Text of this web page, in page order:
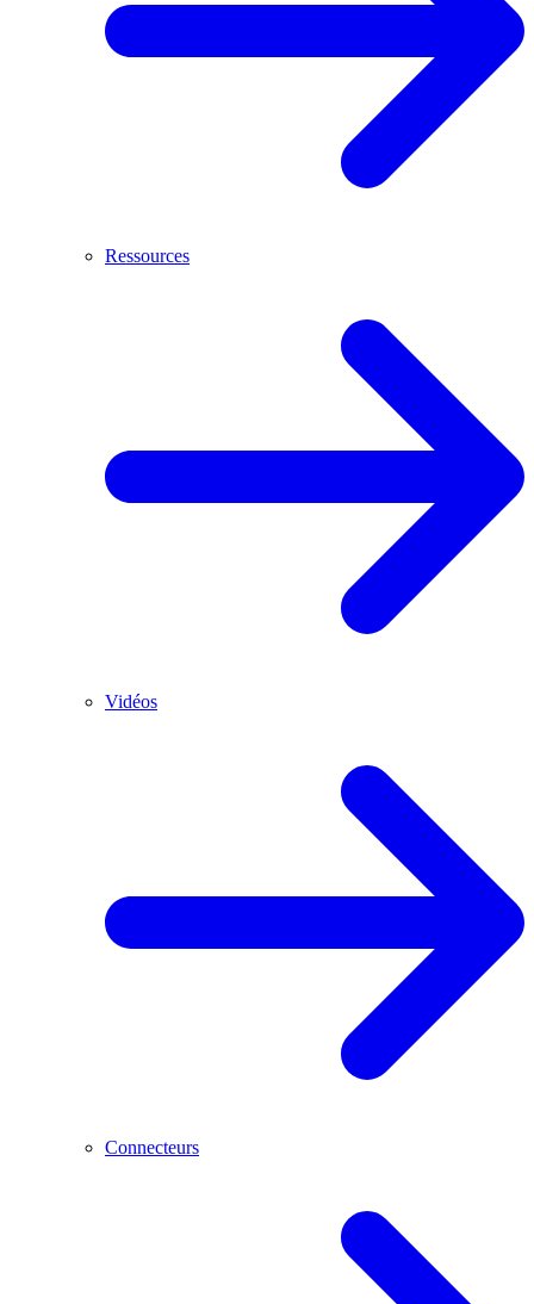
Ressources
Vidéos
Connecteurs